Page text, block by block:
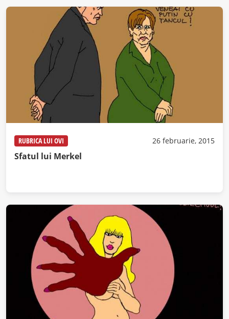
RUBRICA LUI OVI 26 februarie, 2015
Sfatul lui Merkel